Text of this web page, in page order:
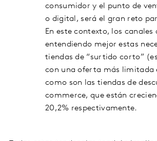
consumidor y el punto de
o digital, será el gran reto
En este contexto, los canales
entendiendo mejor estas
tiendas de “surtido corto”
con una oferta más limitada
como son las tiendas de
commerce, que están
20,2% respectivamente.